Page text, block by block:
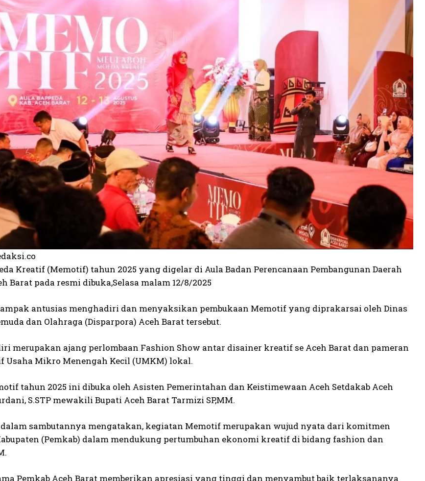
Kreatif (Memotif) tahun 2025 yang digelar di Aula Badan Perencanaan Pembangunan Daerah
Barat pada resmi dibuka,Selasa malam 12/8/2025
antusias menghadiri dan menyaksikan pembukaan Memotif yang diprakarsai oleh Dinas
dan Olahraga (Disparpora) Aceh Barat tersebut.
merupakan ajang perlombaan Fashion Show antar disainer kreatif se Aceh Barat dan pameran
Usaha Mikro Menengah Kecil (UMKM) lokal.
tahun 2025 ini dibuka oleh Asisten Pemerintahan dan Keistimewaan Aceh Setdakab Aceh
S.STP mewakili Bupati Aceh Barat Tarmizi SP,MM.
sambutannya mengatakan, kegiatan Memotif merupakan wujud nyata dari komitmen
(Pemkab) dalam mendukung pertumbuhan ekonomi kreatif di bidang fashion dan
Pemkab Aceh Barat memberikan apresiasi yang tinggi dan menyambut baik terlaksananya